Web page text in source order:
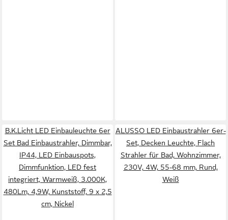
B.K.Licht LED Einbauleuchte 6er
Set Bad Einbaustrahler, Dimmbar,
IP44, LED Einbauspots,
Dimmfunktion, LED fest
integriert, Warmweiß, 3.000K,
480Lm, 4,9W, Kunststoff, 9 x 2,5
cm, Nickel
ALUSSO LED Einbaustrahler 6er-
Set, Decken Leuchte, Flach
Strahler für Bad, Wohnzimmer,
230V, 4W, 55-68 mm, Rund,
Weiß